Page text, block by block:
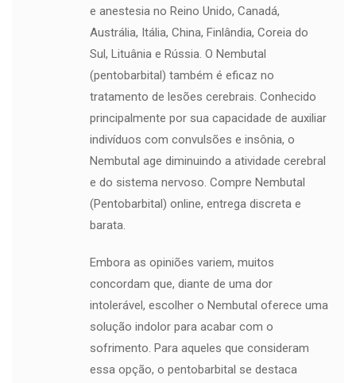
e anestesia no Reino Unido, Canadá,
Austrália, Itália, China, Finlândia, Coreia do
Sul, Lituânia e Rússia. O Nembutal
(pentobarbital) também é eficaz no
tratamento de lesões cerebrais. Conhecido
principalmente por sua capacidade de auxiliar
indivíduos com convulsões e insônia, o
Nembutal age diminuindo a atividade cerebral
e do sistema nervoso. Compre Nembutal
(Pentobarbital) online, entrega discreta e
barata.
Embora as opiniões variem, muitos
concordam que, diante de uma dor
intolerável, escolher o Nembutal oferece uma
solução indolor para acabar com o
sofrimento. Para aqueles que consideram
essa opção, o pentobarbital se destaca